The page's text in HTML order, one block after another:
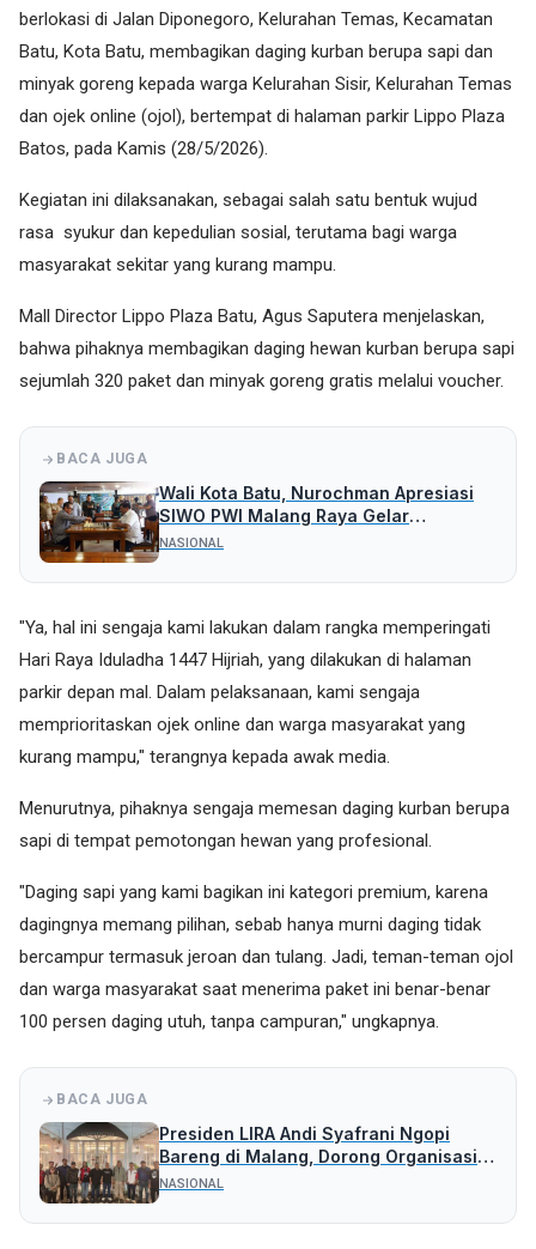
berlokasi di Jalan Diponegoro, Kelurahan Temas, Kecamatan
Batu, Kota Batu, membagikan daging kurban berupa sapi dan
minyak goreng kepada warga Kelurahan Sisir, Kelurahan Temas
dan ojek online (ojol), bertempat di halaman parkir Lippo Plaza
Batos, pada Kamis (28/5/2026).
Kegiatan ini dilaksanakan, sebagai salah satu bentuk wujud
rasa syukur dan kepedulian sosial, terutama bagi warga
masyarakat sekitar yang kurang mampu.
Mall Director Lippo Plaza Batu, Agus Saputera menjelaskan,
bahwa pihaknya membagikan daging hewan kurban berupa sapi
sejumlah 320 paket dan minyak goreng gratis melalui voucher.
BACA JUGA
Wali Kota Batu, Nurochman Apresiasi
SIWO PWI Malang Raya Gelar
Turnamen Catur Bahagia
NASIONAL
"Ya, hal ini sengaja kami lakukan dalam rangka memperingati
Hari Raya Iduladha 1447 Hijriah, yang dilakukan di halaman
parkir depan mal. Dalam pelaksanaan, kami sengaja
memprioritaskan ojek online dan warga masyarakat yang
kurang mampu," terangnya kepada awak media.
Menurutnya, pihaknya sengaja memesan daging kurban berupa
sapi di tempat pemotongan hewan yang profesional.
"Daging sapi yang kami bagikan ini kategori premium, karena
dagingnya memang pilihan, sebab hanya murni daging tidak
bercampur termasuk jeroan dan tulang. Jadi, teman-teman ojol
dan warga masyarakat saat menerima paket ini benar-benar
100 persen daging utuh, tanpa campuran," ungkapnya.
BACA JUGA
Presiden LIRA Andi Syafrani Ngopi
Bareng di Malang, Dorong Organisasi
Tetap Solid dan Responsif
NASIONAL